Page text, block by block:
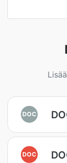
DOC
DOC